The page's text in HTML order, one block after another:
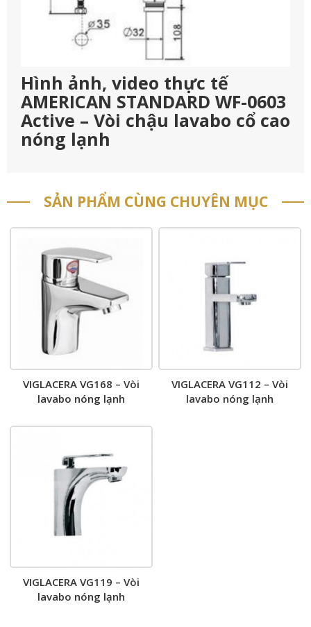
Hình ảnh, video thực tế
AMERICAN STANDARD WF-0603
Active – Vòi chậu lavabo cổ cao
nóng lạnh
SẢN PHẨM CÙNG CHUYÊN MỤC
VIGLACERA VG168 – Vòi
lavabo nóng lạnh
VIGLACERA VG112 – Vòi
lavabo nóng lạnh
VIGLACERA VG119 – Vòi
lavabo nóng lạnh